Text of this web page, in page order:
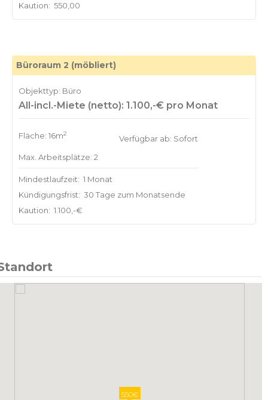
Kaution: 550,00
Büroraum 2 (möbliert)
Objekttyp: Büro
All-incl.-Miete (netto): 1.100,-€ pro Monat
Fläche: 16m2
Max. Arbeitsplätze: 2
Verfügbar ab: Sofort
Mindestlaufzeit: 1 Monat
Kündigungsfrist: 30 Tage zum Monatsende
Kaution: 1.100,-€
550€